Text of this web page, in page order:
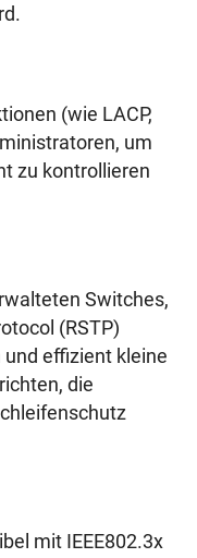
(wie LACP,
um
zu kontrollieren
Switches,
(RSTP)
effizient kleine
die
mit IEEE802.3x